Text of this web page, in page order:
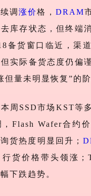
调涨价格， DRAM
库存状态，但终端
备货窗口临近，渠
实际备货态度仍偏
但量未明显恢复”的阶
周 SSD市场KST等
Flash Wafer合约价
货热度明显回升；
行货价格带头领涨；
下跌趋势。